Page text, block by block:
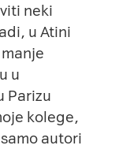
neki
u Atini
u
Parizu
kolege,
autori